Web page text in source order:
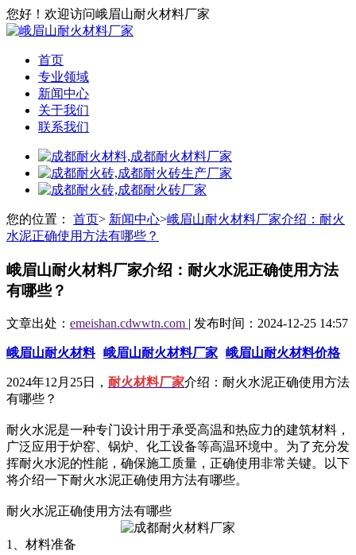
您好！欢迎访问峨眉山耐火材料厂家
首页
专业领域
新闻中心
关于我们
联系我们
您的位置： 首页> 新闻中心>峨眉山耐火材料厂家介绍：耐火
水泥正确使用方法有哪些？
峨眉山耐火材料厂家介绍：耐火水泥正确使用方法
有哪些？
文章出处： emeishan.cdwwtn.com | 发布时间：2024-12-25 14:57
峨眉山耐火材料 峨眉山耐火材料厂家 峨眉山耐火材料价格
2024年12月25日， 耐火材料厂家介绍：耐火水泥正确使用方法
有哪些？
耐火水泥是一种专门设计用于承受高温和热应力的建筑材料，
广泛应用于炉窑、锅炉、化工设备等高温环境中。为了充分发
挥耐火水泥的性能，确保施工质量，正确使用非常关键。以下
将介绍一下耐火水泥正确使用方法有哪些。
耐火水泥正确使用方法有哪些
1、材料准备